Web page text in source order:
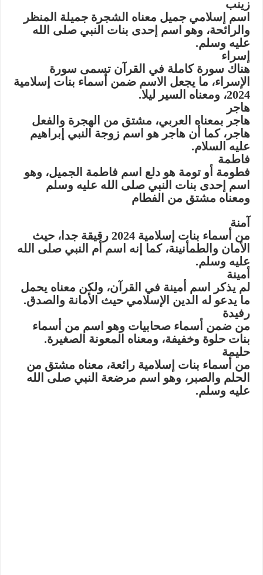
زينب
اسم إسلامي جميل معناه الشجرة جميلة المنظر
والرائحة، وهو اسم إحدى بنات النبي صلى الله
عليه وسلم.
إسراء
هناك سورة كاملة في القرآن تسمى سورة
الإسراء، ما يجعل الاسم ضمن أسماء بنات إسلامية
2024، ومعناه السير ليلا.
هاجر
هاجر بمعناه العربي، مشتق من الهجرة والفعل
هاجر، كما أن هاجر هو اسم زوجة النبي إبراهيم
عليه السلام.
فاطمة
فطومة أو تومة هو دلع اسم فاطمة الجميل، وهو
اسم إحدى بنات النبي صلى الله عليه وسلم
ومعناه مشتق من الفطام
آمنة
من أسماء بنات إسلامية 2024 رقيقة جدا، حيث
الأمان والطمأنينة، كما إنه اسم أم النبي صلى الله
عليه وسلم.
أمينة
لم يذكر اسم أمينة في القرآن، ولكن معناه يحمل
ما يدعو له الدين الإسلامي حيث الأمانة والصدق.
رفيدة
من ضمن أسماء صحابيات وهو اسم من أسماء
بنات حلوة وخفيفة، ومعناه المعونة الصغيرة.
حليمة
من أسماء بنات إسلامية رائعة، معناه مشتق من
الحلم والصبر، وهو اسم مرضعة النبي صلى الله
عليه وسلم.